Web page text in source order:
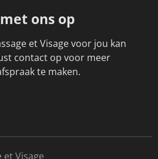
ons op
et Visage voor jou kan
contact op voor meer
te maken.
et Visage